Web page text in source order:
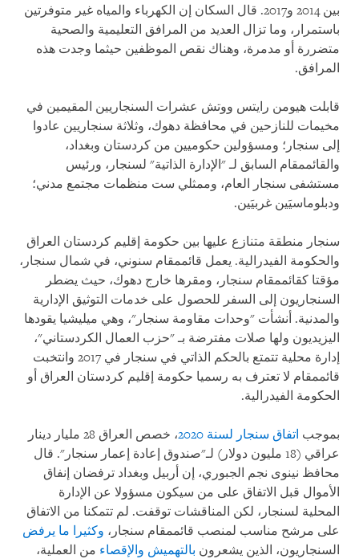
بين 2014 و2017. قال السكان إن الكهرباء والمياه غير متوفرتين
باستمرار، وما تزال العديد من المرافق التعليمية والصحية
متضررة أو مدمرة، وهناك نقص الموظفين حيثما وجدت هذه
المرافق.
قابلت هيومن رايتس ووتش عشرات السنجاريين المقيمين في
مخيمات للنازحين في محافظة دهوك، وثلاثة سنجاريين عادوا
إلى سنجار؛ ومسؤولين حكوميين من كردستان وبغداد،
والقائممقام السابق لـ "الإدارة الذاتية" لسنجار، ورئيس
مستشفى سنجار العام، وممثلي ست منظمات مجتمع مدني؛
ودبلوماسيَين غربيَين.
سنجار منطقة متنازع عليها بين حكومة إقليم كردستان العراق
والحكومة الفيدرالية. يعمل قائممقام سنوني، في شمال سنجار،
مؤقتا كقائممقام سنجار، ومقرها خارج دهوك، حيث يضطر
السنجاريون إلى السفر للحصول على خدمات التوثيق الإدارية
والمدنية. أنشأت "وحدات مقاومة سنجار"، وهي ميليشيا يقودها
اليزيديون ولها صلات مفترضة بـ "حزب العمال الكردستاني"،
إدارة محلية تتمتع بالحكم الذاتي في سنجار في 2017 وانتخبت
قائممقام لا تعترف به رسميا حكومة إقليم كردستان العراق أو
الحكومة الفيدرالية.
بموجب اتفاق سنجار لسنة 2020
، خصص العراق 28 مليار دينار
عراقي (18 مليون دولار) لـ"صندوق إعادة إعمار سنجار". قال
محافظ نينوى نجم الجبوري، إن أربيل وبغداد ترفضان إنفاق
الأموال قبل الاتفاق على من سيكون مسؤولا عن الإدارة
المحلية لسنجار، لكن المناقشات توقفت. لم تتمكنا من الاتفاق
على مرشح مناسب لمنصب قائممقام سنجار، وكثيرا ما يرفض
السنجاريون، الذين يشعرون بالتهميش والإقصاء من العملية،